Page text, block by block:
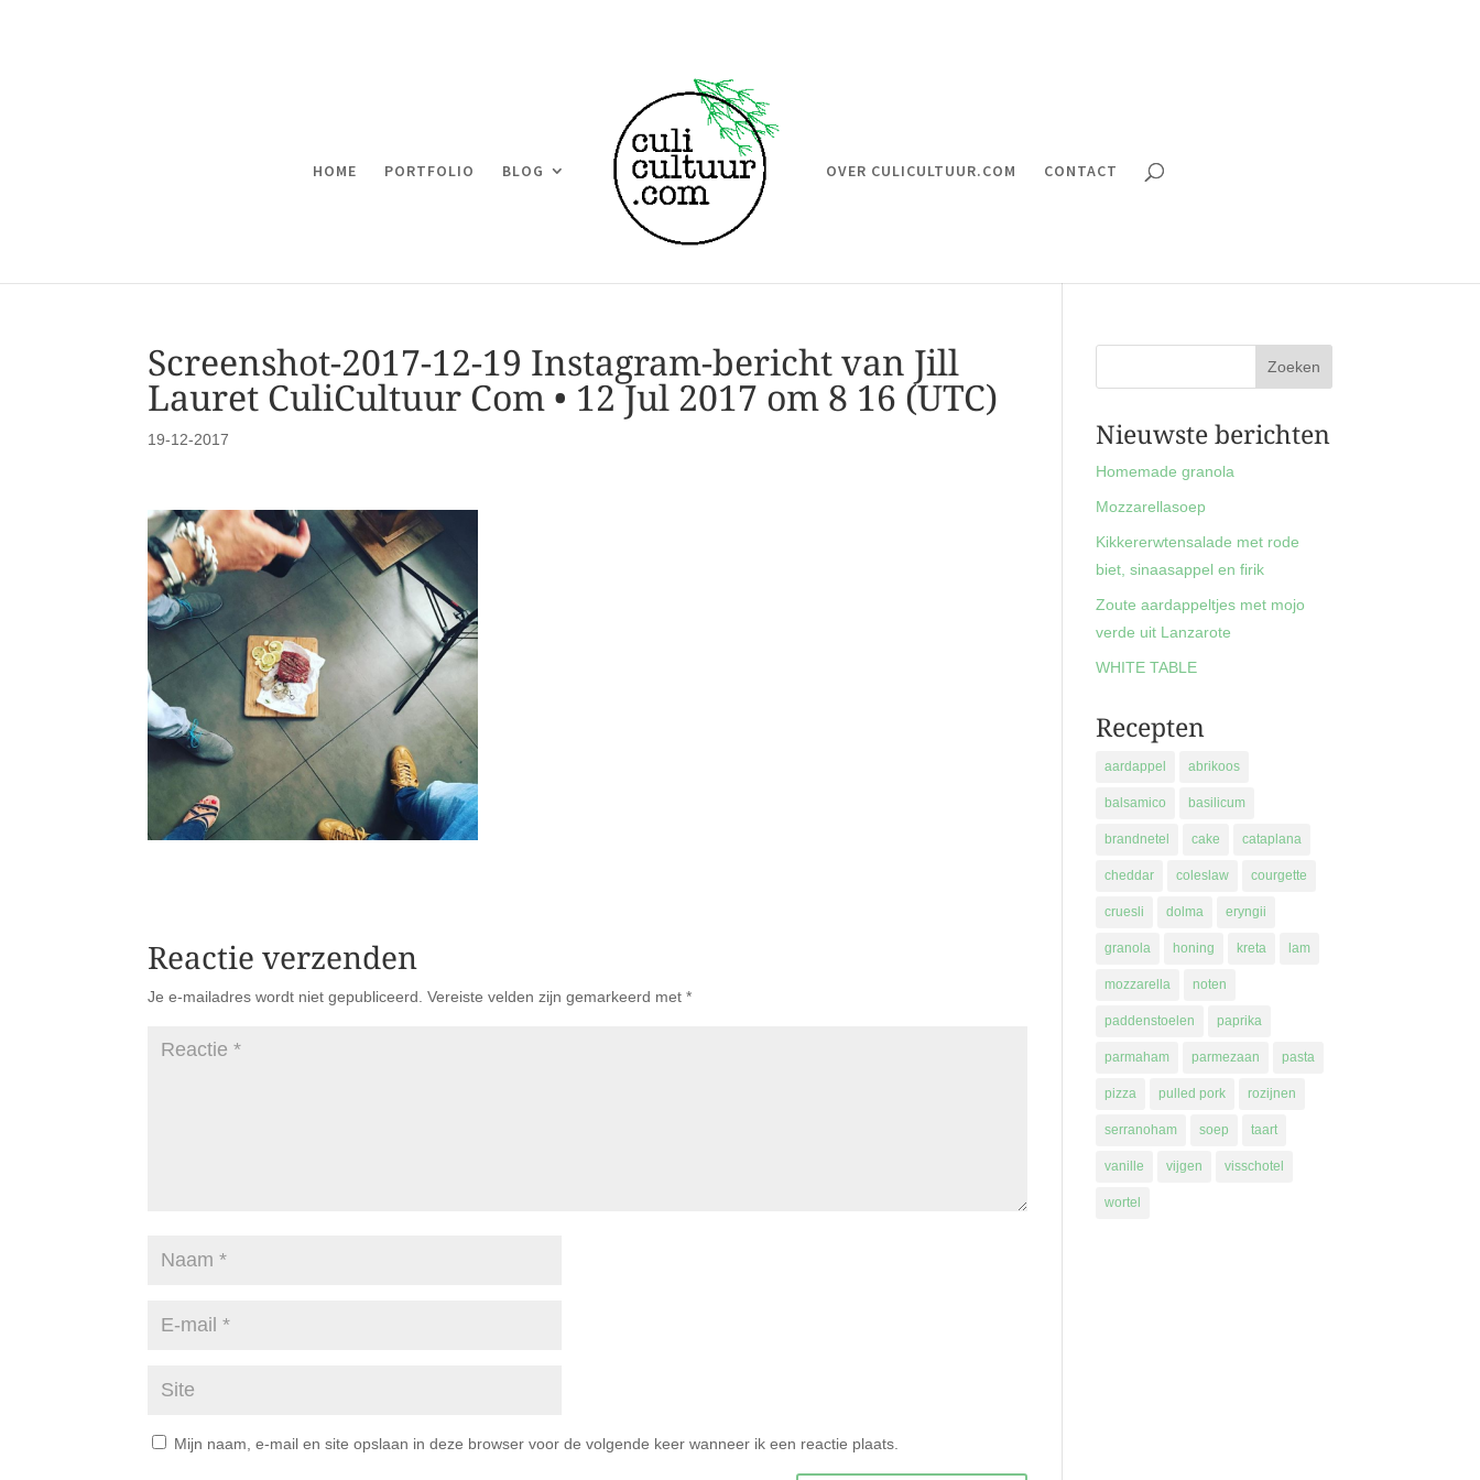
HOME PORTFOLIO BLOG OVER CULICULTUUR.COM CONTACT
Screenshot-2017-12-19 Instagram-bericht van Jill
Lauret CuliCultuur Com • 12 Jul 2017 om 8 16 (UTC)
19-12-2017
Reactie verzenden
Je e-mailadres wordt niet gepubliceerd. Vereiste velden zijn gemarkeerd met*
Mijn naam, e-mail en site opslaan in deze browser voor de volgende keer wanneer ik een reactie plaats.
Nieuwste berichten
Homemade granola
Mozzarellasoep
Kikkererwtensalade met rode
biet, sinaasappel en firik
Zoute aardappeltjes met mojo
verde uit Lanzarote
WHITE TABLE
Recepten
aardappel abrikoos
balsamico basilicum
brandnetel cake cataplana
cheddar coleslaw courgette
cruesli dolma eryngii
granola honing kreta lam
mozzarella noten
paddenstoelen paprika
parmaham parmezaan pasta
pizza pulled pork rozijnen
serranoham soep taart
vanille vijgen visschotel
wortel